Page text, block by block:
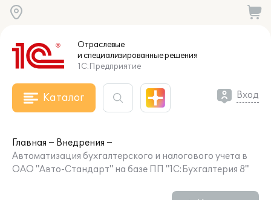
Отраслевые
и специализированныерешения
1С:Предприятие
Каталог Вход
Главная
Внедрения
Автоматизация бухгалтерского и налогового учета в
ОАО "Авто-Стандарт" на базе ПП "1С:Бухгалтерия 8"